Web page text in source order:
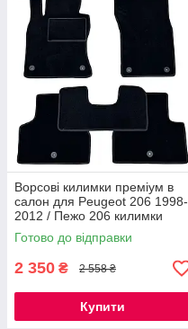
Ворсові килимки преміум в
салон для Peugeot 206 1998-
2012 / Пежо 206 килимки
Готово до відправки
2 350 ₴ 2 558 ₴
Купити